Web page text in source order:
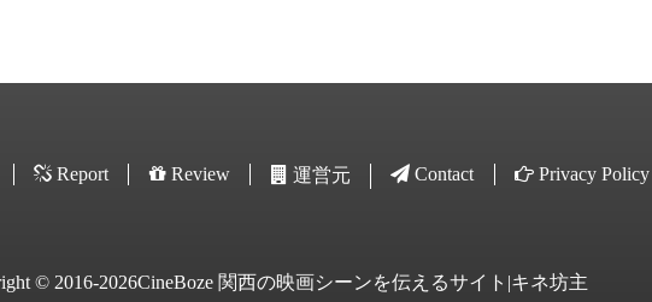
Report Review 運営元 Contact Privacy Policy
© 2016-2026CineBoze 関西の映画シーンを伝えるサイト|キネ坊主